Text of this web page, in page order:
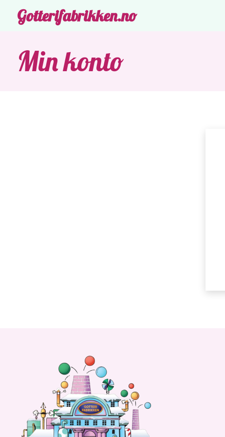
Gotterifabrikken.no
Min konto